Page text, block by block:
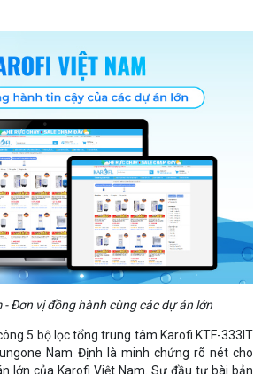
- Đơn vị đồng hành cùng các dự án lớn
5 bộ lọc tổng trung tâm Karofi KTF-333IT
Nam Định là minh chứng rõ nét cho
lớn của Karofi Việt Nam. Sự đầu tư bài bản